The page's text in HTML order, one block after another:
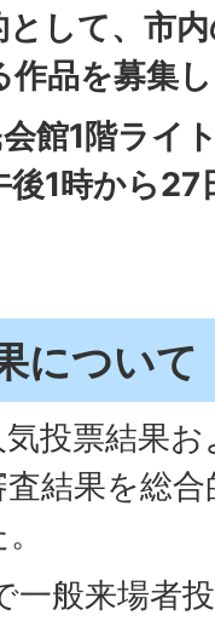
して、市
作品を募集
館1階ライ
1時から27
について
投票結果
結果を総
一般来場者